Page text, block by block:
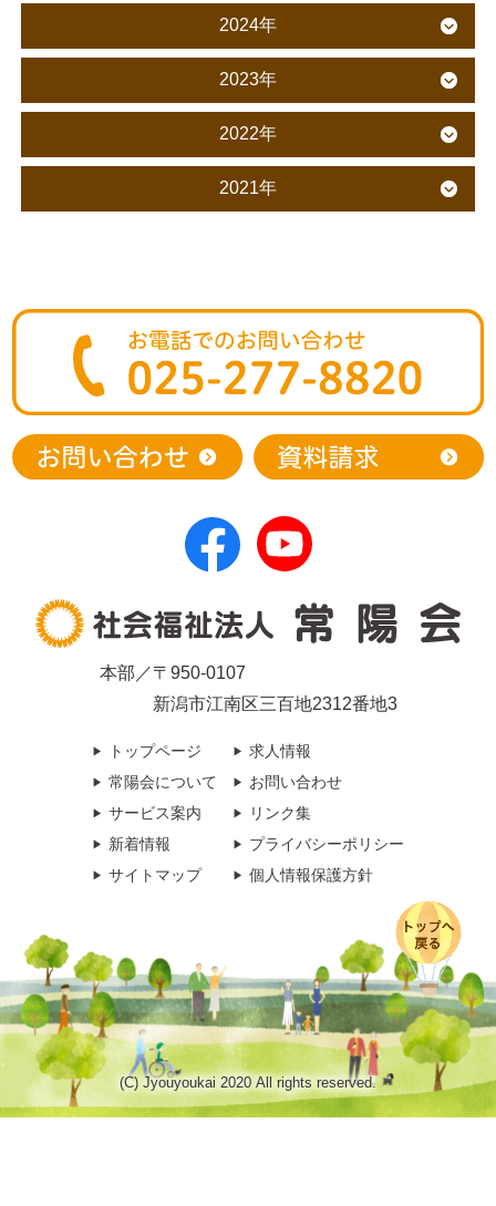
2024年
2023年
2022年
2021年
本部／〒950-0107
新潟市江南区三百地2312番地3
トップページ
常陽会について
サービス案内
新着情報
サイトマップ
求人情報
お問い合わせ
リンク集
プライバシーポリシー
個人情報保護方針
(C) Jyouyoukai 2020 All rights reserved.